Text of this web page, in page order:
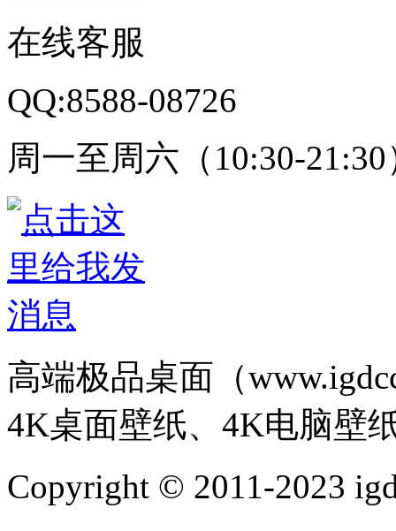
在线客服
QQ:8588-08726
周一至周六（10:30-21:30
高端极品桌面（
4K桌面壁纸、4K电脑壁
Copyright © 2011-2023